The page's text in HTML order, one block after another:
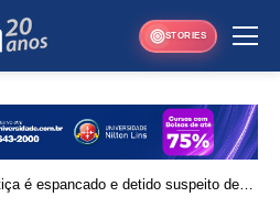
STORIES
é espancado e detido suspeito de